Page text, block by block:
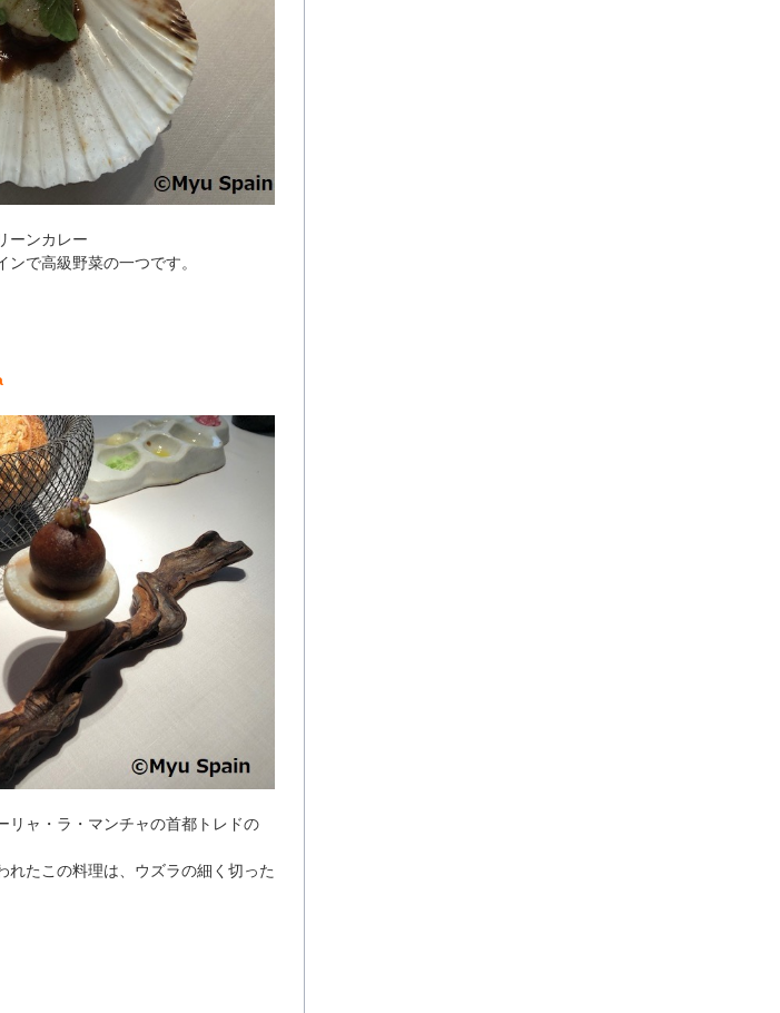
ーンカレー
で高級野菜の一つです。
リャ・ラ・マンチャの首都トレドの
れたこの料理は、ウズラの細く切った